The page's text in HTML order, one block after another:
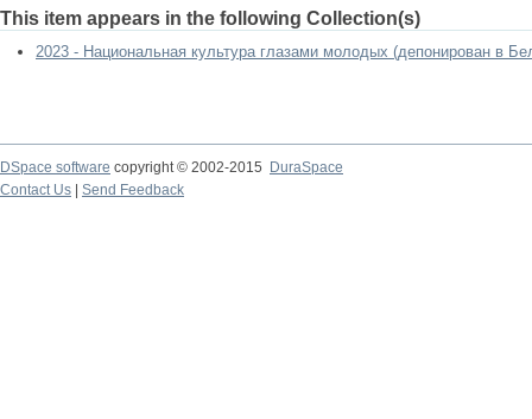
This item appears in the following Collection(s)
2023 - Национальная культура глазами молодых (депонирован в
DSpace software copyright © 2002-2015
DuraSpace
Contact Us
Send Feedback